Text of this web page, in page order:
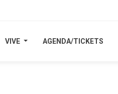
VIVE AGENDA/TICKETS
VIVE AGENDA/TICKETS